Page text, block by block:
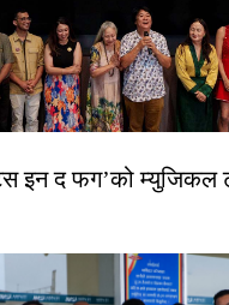
इन द फग’को म्युजिकल